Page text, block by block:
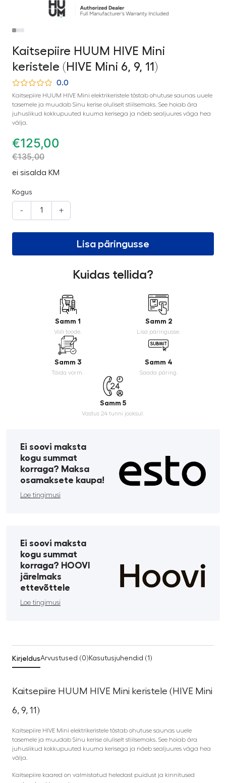
Kaitsepiire HUUM HIVE Mini
keristele (HIVE Mini 6, 9, 11)
0.0
Kaitsepiire HUUM HIVE Mini elektrikeristele tõstab ohutuse saunas uuele
tasemele ja muudab Sinu kerise oluliselt stiilsemaks. See hoiab ära
juhuslikud kokkupuuted kuuma kerisega ja näeb sealjuures väga hea
välja.
€125,00
€135,00
ei sisalda KM
Kogus
- +
Lisa päringusse
Kuidas tellida?
Samm 1
Vali toode.
Samm 2
Lisa päringusse.
Samm 3
Täida vorm.
Samm 4
Saada päring.
Samm 5
Vastus 24 tunni jooksul.
Ei soovi maksta
kogu summat
korraga? Maksa
osamaksete kaupa!
Loe tingimusi
Ei soovi maksta
kogu summat
korraga? HOOVI
järelmaks
ettevõttele
Loe tingimusi
KirjeldusArvustused (0) Kasutusjuhendid (1)
Kaitsepiire HUUM HIVE Mini keristele (HIVE Mini
6, 9, 11)
Kaitsepiire HIVE Mini elektrikeristele tõstab ohutuse saunas uuele
tasemele ja muudab Sinu kerise oluliselt stiilsemaks. See hoiab ära
juhuslikud kokkupuuted kuuma kerisega ja näeb sealjuures väga hea
välja.
Kaitsepiire kaared on valmistatud heledast puidust ja kinnitused